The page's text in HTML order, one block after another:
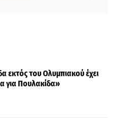
εκτός του Ολυμπιακού έχει
για Πουλακίδα»